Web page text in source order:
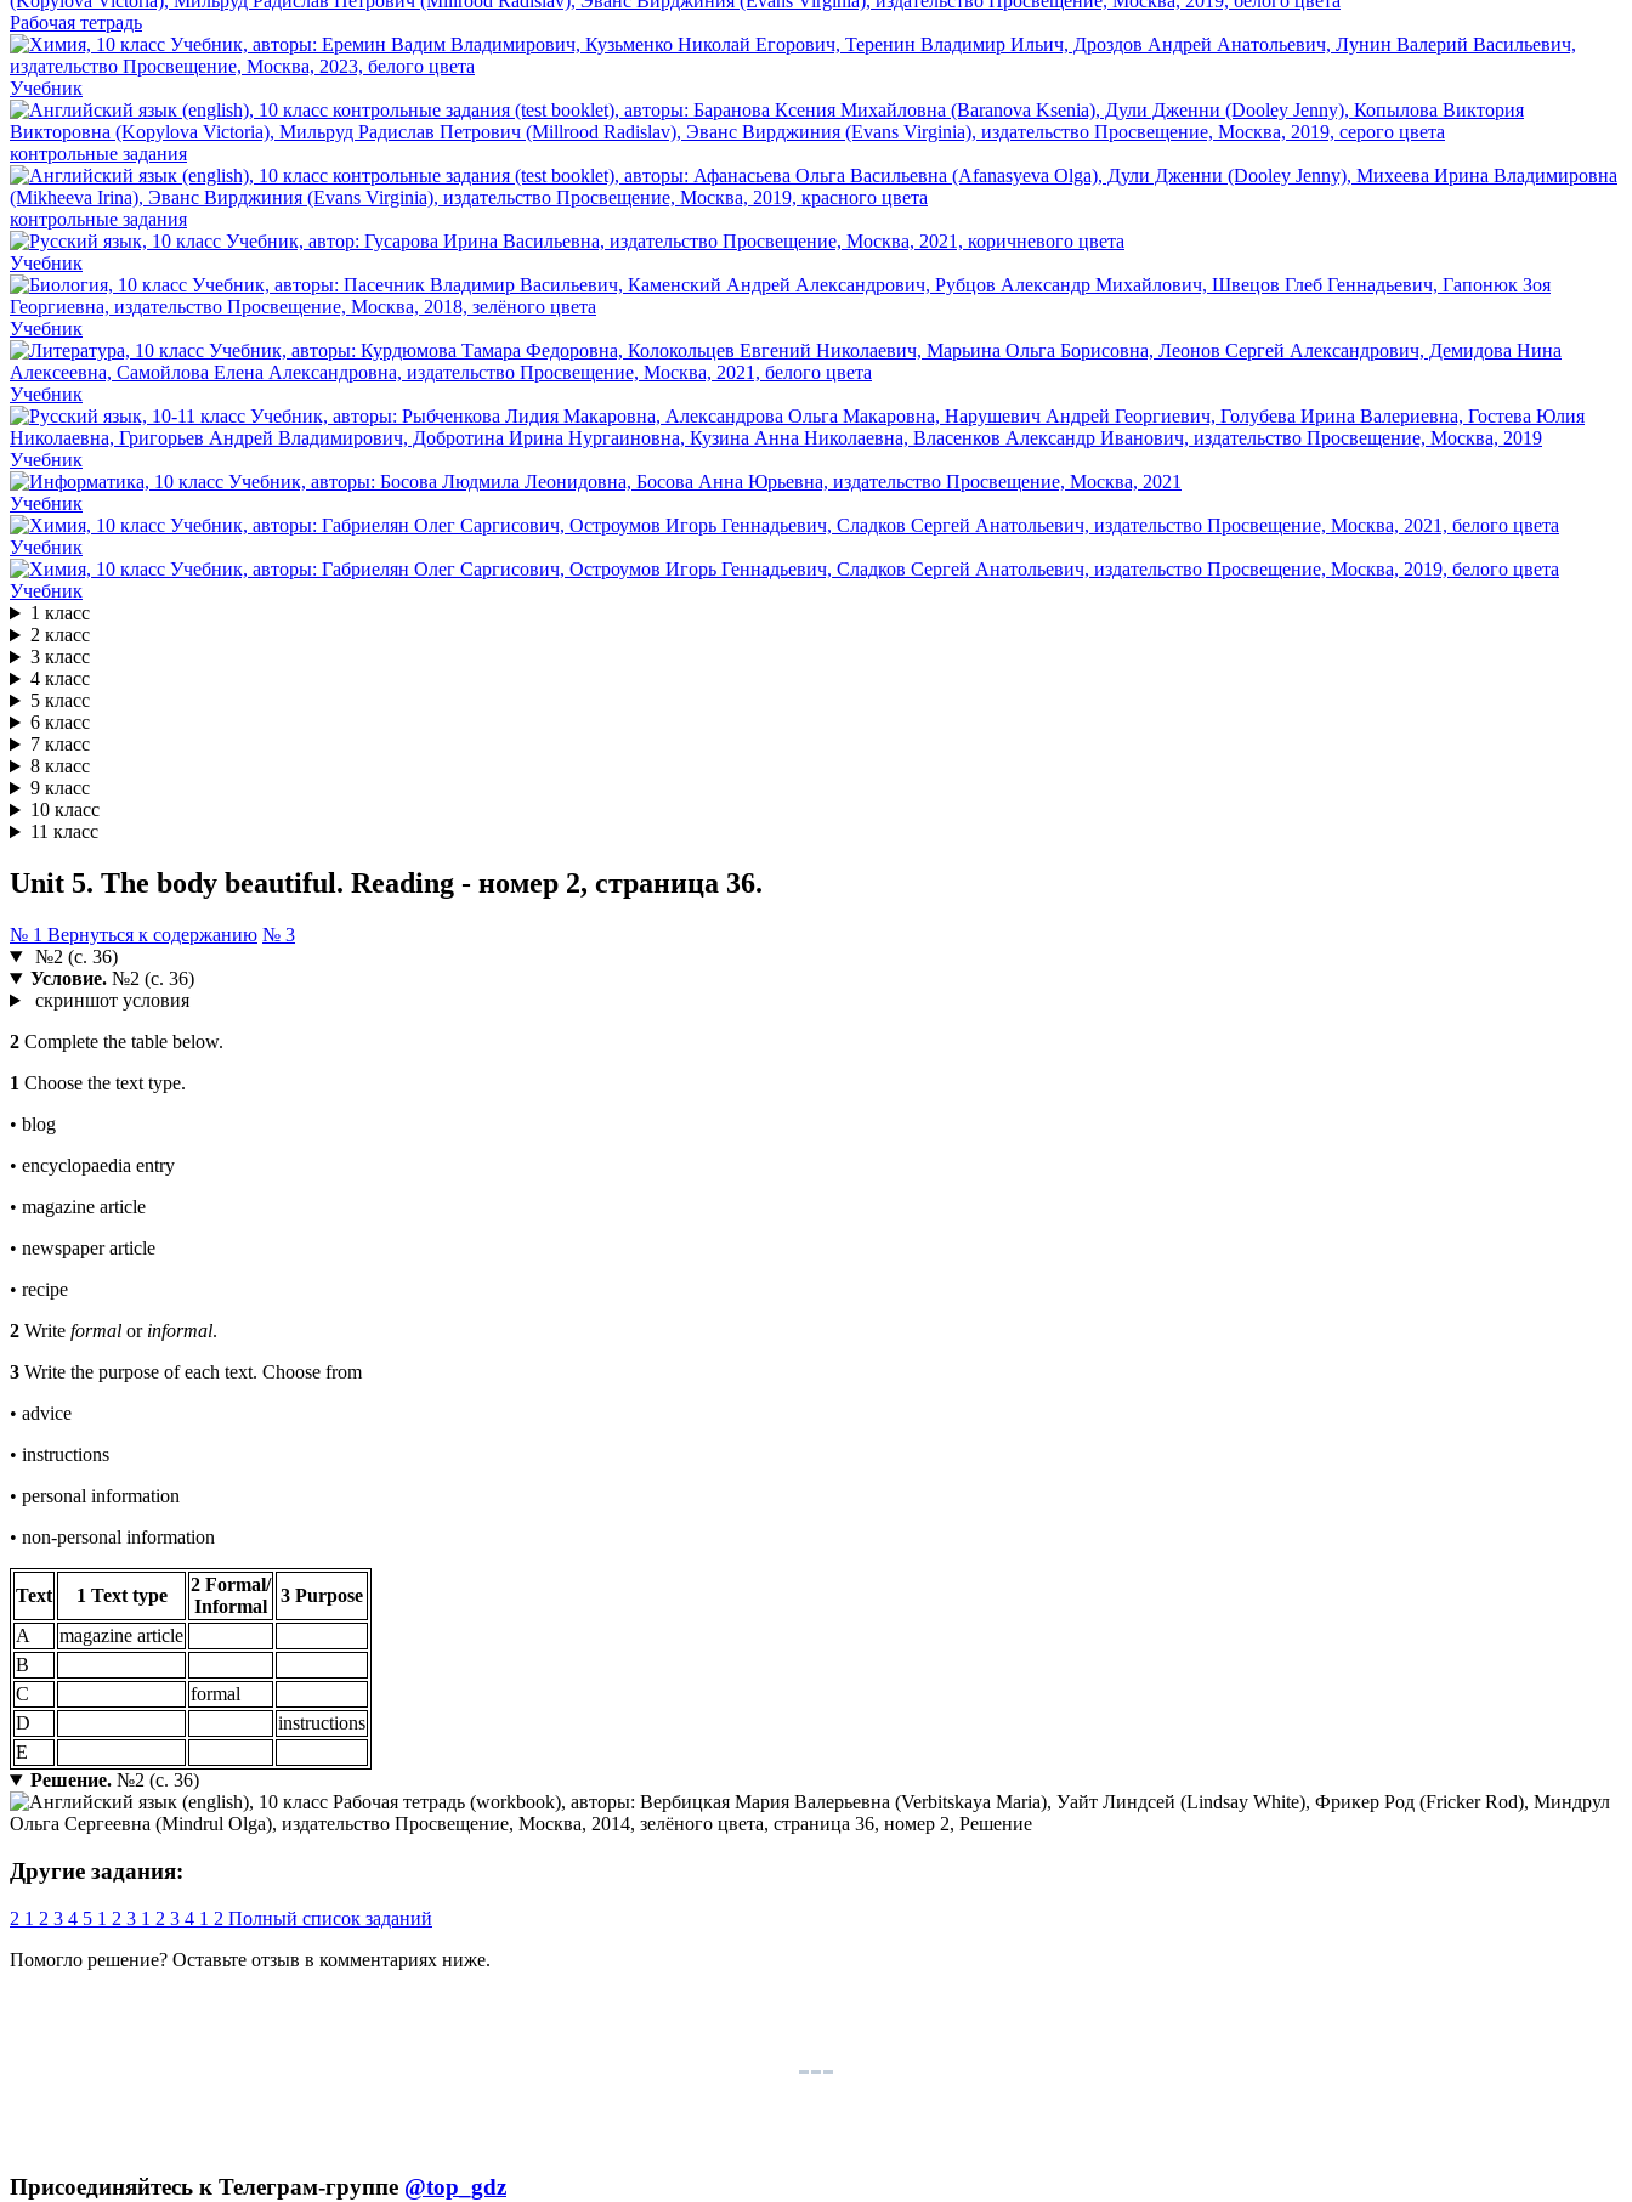
Рабочая тетрадь
Учебник
контрольные задания
контрольные задания
Учебник
Учебник
Учебник
Учебник
Учебник
Учебник
Учебник
1 класс
2 класс
3 класс
4 класс
5 класс
6 класс
7 класс
8 класс
9 класс
10 класс
11 класс
Unit 5. The body beautiful. Reading - номер 2, страница 36.
№ 1 Вернуться к содержанию № 3
№2 (с. 36)
Условие.№2 (с. 36)
скриншот условия
2 Complete the table below.
1 Choose the text type.
• blog
• encyclopaedia entry
• magazine article
• newspaper article
• recipe
2 Write formal or informal.
3 Write the purpose of each text. Choose from
• advice
• instructions
• personal information
• non-personal information
Text 1 Text type
2 Formal/
Informal
3 Purpose
A
magazine article
B
C
formal
D
instructions
E
Решение.№2 (с. 36)
Другие задания:
2 1 2 3 4 5 1 2 3 1 2 3 4 1 2 Полный список заданий
Помогло решение? Оставьте отзыв в комментариях ниже.
Присоединяйтесь к Телеграм-группе @top_gdz